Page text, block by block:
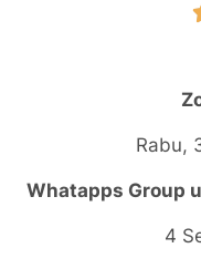
Rabu,
Whatapps Group
4